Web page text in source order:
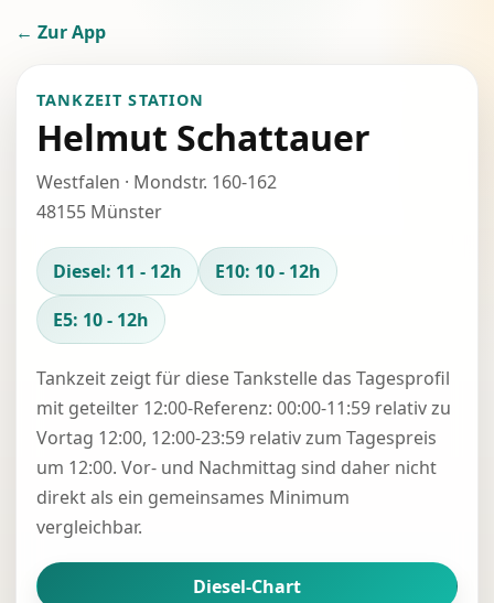
← Zur App
TANKZEIT STATION
Helmut Schattauer
Westfalen · Mondstr. 160-162
48155 Münster
Diesel: 11 - 12h
E10: 10 - 12h
E5: 10 - 12h
Tankzeit zeigt für diese Tankstelle das Tagesprofil
mit geteilter 12:00-Referenz: 00:00-11:59 relativ zu
Vortag 12:00, 12:00-23:59 relativ zum Tagespreis
um 12:00. Vor- und Nachmittag sind daher nicht
direkt als ein gemeinsames Minimum
vergleichbar.
Diesel-Chart